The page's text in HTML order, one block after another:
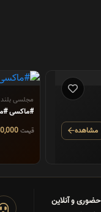
مشاهده
مجلسی بلند
#ماکسی #مجلسی #الیسا
قیمت2,250,000 تومان
و آنلاین